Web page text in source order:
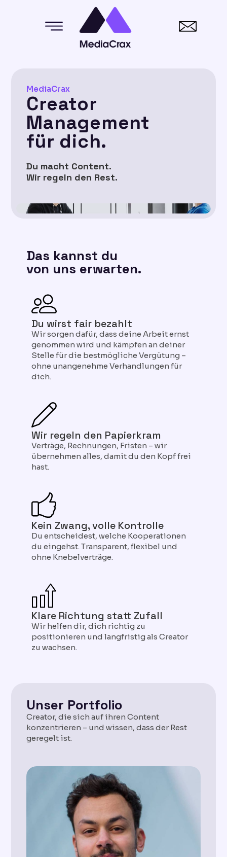
MediaCrax
Creator
Management
für dich.
Du macht Content.
Wir regeln den Rest.
Das kannst du
von uns erwarten.
Du wirst fair bezahlt
Wir sorgen dafür, dass deine Arbeit ernst
genommen wird und kämpfen an deiner
Stelle für die bestmögliche Vergütung –
ohne unangenehme Verhandlungen für
dich.
Wir regeln den Papierkram
Verträge, Rechnungen, Fristen – wir
übernehmen alles, damit du den Kopf frei
hast.
Kein Zwang, volle Kontrolle
Du entscheidest, welche Kooperationen
du eingehst. Transparent, flexibel und
ohne Knebelverträge.
Klare Richtung statt Zufall
Wir helfen dir, dich richtig zu
positionieren und langfristig als Creator
zu wachsen.
Unser Portfolio
Creator, die sich auf ihren Content
konzentrieren – und wissen, dass der Rest
geregelt ist.